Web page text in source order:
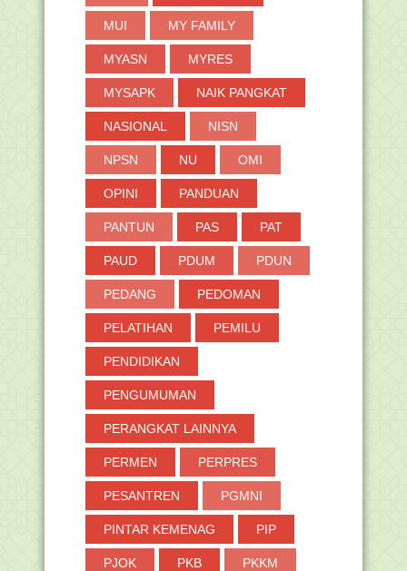
MUI MY FAMILY
MYASN MYRES
MYSAPK NAIK PANGKAT
NASIONAL NISN
NPSN NU OMI
OPINI PANDUAN
PANTUN PAS PAT
PAUD PDUM PDUN
PEDANG PEDOMAN
PELATIHAN PEMILU
PENDIDIKAN
PENGUMUMAN
PERANGKAT LAINNYA
PERMEN PERPRES
PESANTREN PGMNI
PINTAR KEMENAG PIP
PJOK PKB PKKM